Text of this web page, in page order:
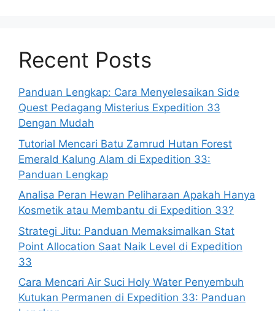
Recent Posts
Panduan Lengkap: Cara Menyelesaikan Side
Quest Pedagang Misterius Expedition 33
Dengan Mudah
Tutorial Mencari Batu Zamrud Hutan Forest
Emerald Kalung Alam di Expedition 33:
Panduan Lengkap
Analisa Peran Hewan Peliharaan Apakah Hanya
Kosmetik atau Membantu di Expedition 33?
Strategi Jitu: Panduan Memaksimalkan Stat
Point Allocation Saat Naik Level di Expedition
33
Cara Mencari Air Suci Holy Water Penyembuh
Kutukan Permanen di Expedition 33: Panduan